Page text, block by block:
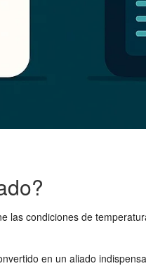
las condiciones de
en un aliado